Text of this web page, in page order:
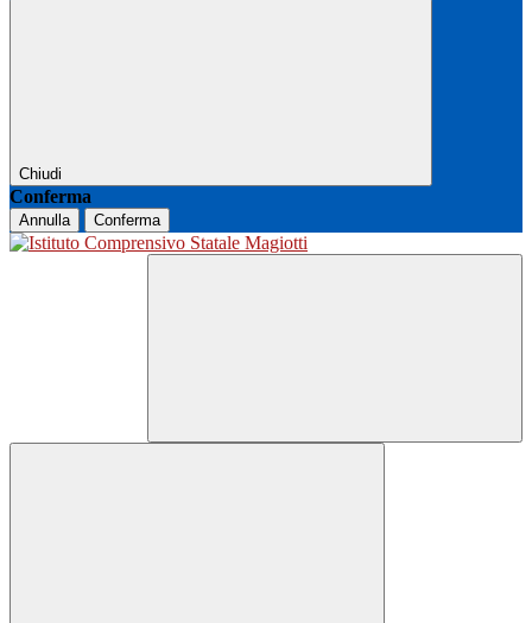
Chiudi
Conferma
Annulla Conferma